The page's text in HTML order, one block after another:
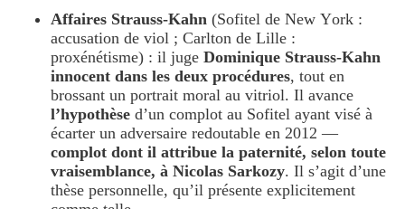
Affaires Strauss-Kahn (Sofitel de New York :
accusation de viol ; Carlton de Lille :
proxénétisme) : il juge Dominique Strauss-Kahn
innocent dans les deux procédures, tout en
brossant un portrait moral au vitriol. Il avance
l’hypothèse d’un complot au Sofitel ayant visé à
écarter un adversaire redoutable en 2012 —
complot dont il attribue la paternité, selon toute
vraisemblance, à Nicolas Sarkozy. Il s’agit d’une
thèse personnelle, qu’il présente explicitement